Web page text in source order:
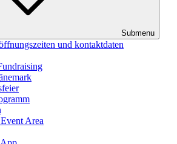
Submenu
und kontaktdaten
Area